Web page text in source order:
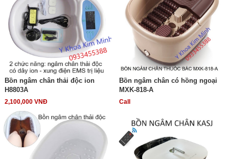
Bồn ngâm chân thải độc ion
H8803A
2,100,000 VNĐ
Bồn ngâm chân có hồng ngoại
MXK-818-A
Call